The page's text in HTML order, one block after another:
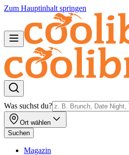
Zum Hauptinhalt springen
Was suchst du?
Ort wählen
Suchen
Magazin